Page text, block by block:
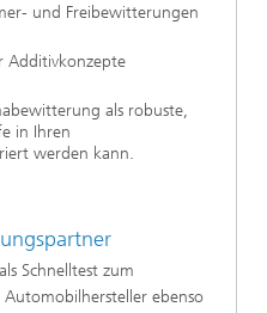
und Freibewitterungen
Additivkonzepte
als robuste,
in Ihren
werden kann.
Schnelltest zum
ebenso